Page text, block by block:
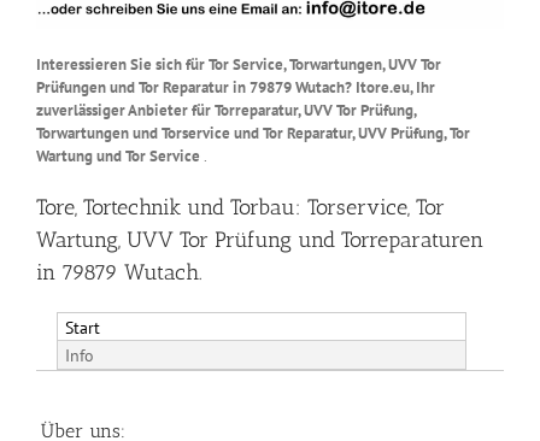
Interessieren Sie sich für Tor Service, Torwartungen, UVV Tor
Prüfungen und Tor Reparatur in 79879 Wutach? Itore.eu, Ihr
zuverlässiger Anbieter für Torreparatur, UVV Tor Prüfung,
Torwartungen und Torservice und Tor Reparatur, UVV Prüfung, Tor
Wartung und Tor Service .
Tore, Tortechnik und Torbau: Torservice, Tor
Wartung, UVV Tor Prüfung und Torreparaturen
in 79879 Wutach.
Start
Info
Über uns: